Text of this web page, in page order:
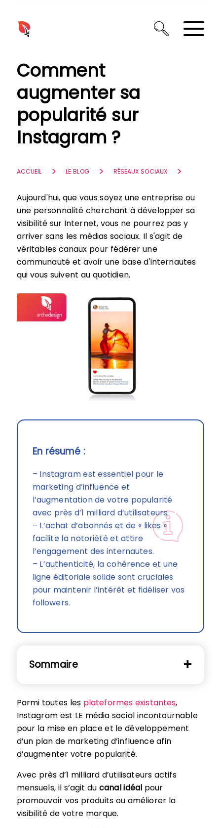
Comment
augmenter sa
popularité sur
Instagram ?
ACCUEIL LE BLOG RÉSEAUX SOCIAUX
Aujourd'hui, que vous soyez une entreprise ou
une personnalité cherchant à développer sa
visibilité sur Internet, vous ne pourrez pas y
arriver sans les médias sociaux. Il s'agit de
véritables canaux pour fédérer une
communauté et avoir une base d'internautes
qui vous suivent au quotidien.
En résumé :
– Instagram est essentiel pour le
marketing d’influence et
l’augmentation de votre popularité
avec près d’1 milliard d’utilisateurs.
– L’achat d’abonnés et de « likes »
facilite la notoriété et attire
l’engagement des internautes.
– L’authenticité, la cohérence et une
ligne éditoriale solide sont cruciales
pour maintenir l’intérêt et fidéliser vos
followers.
Sommaire
Parmi toutes les plateformes existantes,
Instagram est LE média social incontournable
pour la mise en place et le développement
d’un plan de marketing d’influence afin
d’augmenter votre popularité.
Avec près d’1 milliard d’utilisateurs actifs
mensuels, il s’agit ducanal idéal pour
promouvoir vos produits ou améliorer la
visibilité de votre marque.